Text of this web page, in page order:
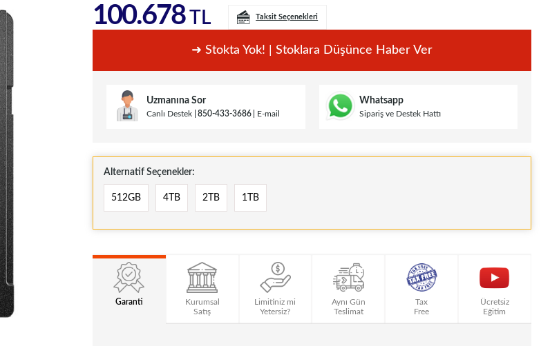
100.678TL Taksit Seçenekleri
➜ Stokta Yok! | Stoklara Düşünce Haber Ver
Uzmanına Sor
Canlı Destek 850-433-3686 E-mail
Whatsapp
Sipariş ve Destek Hattı
Alternatif Seçenekler:
512GB 4TB 2TB 1TB
Garanti
Kurumsal
Satış
Limitiniz mi
Yetersiz?
Aynı Gün
Teslimat
Tax
Free
Ücretsiz
Eğitim